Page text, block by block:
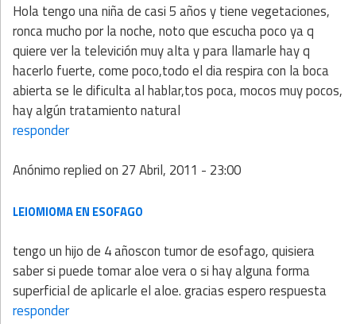
Hola tengo una niña de casi 5 años y tiene vegetaciones,
ronca mucho por la noche, noto que escucha poco ya q
quiere ver la televición muy alta y para llamarle hay q
hacerlo fuerte, come poco,todo el dia respira con la boca
abierta se le dificulta al hablar,tos poca, mocos muy pocos,
hay algún tratamiento natural
responder
Anónimoreplied on 27 Abril, 2011 - 23:00
LEIOMIOMA EN ESOFAGO
tengo un hijo de 4 añoscon tumor de esofago, quisiera
saber si puede tomar aloe vera o si hay alguna forma
superficial de aplicarle el aloe. gracias espero respuesta
responder